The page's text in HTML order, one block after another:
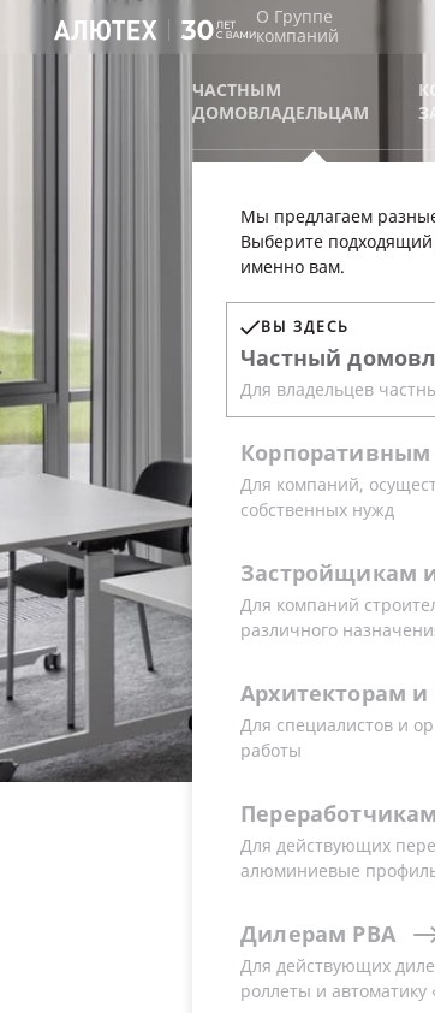
О Группе
компаний
ЧАСТНЫМ
ДОМОВЛАДЕЛЬЦАМ
Мы предлагаем
Выберите
именно вам.
ВЫ ЗДЕСЬ
Частный
Для владельцев
Корпоративным
Для компаний,
собственных нужд
Застройщикам
Для компаний
различного
Архитекторам и
Для специалистов и
работы
Переработчикам
Для действующих
алюминиевые
Дилерам РВА
Для действующих
роллеты и
Учебный центр
компаний, а также
от руководителей
ИНЖЕНЕРНО-ТЕХНИЧЕСКИЙ